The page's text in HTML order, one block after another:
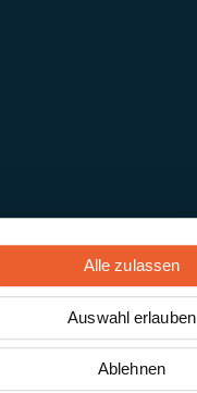
Alle zulassen
Auswahl erlauben
Ablehnen